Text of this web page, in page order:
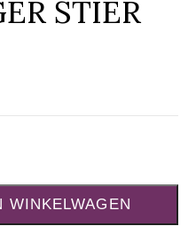
STIER
WINKELWAGEN